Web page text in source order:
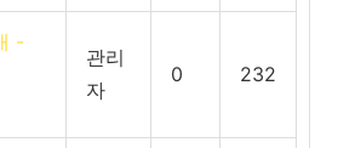
-
관리
자
0 232